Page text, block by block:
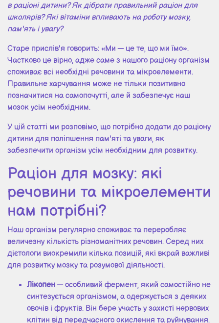
в раціоні дитини? Як дібрати правильний раціон для
школярів? Які вітаміни впливають на роботу мозку,
пам'ять і увагу?
Старе прислів'я говорить: «Ми — це те, що ми їмо».
Частково це вірно, адже саме з нашого раціону організм
споживає всі необхідні речовини та мікроелементи.
Правильне харчування може не тільки позитивно
позначитися на самопочутті, але й забезпечує наш
мозок усім необхідним.
У цій статті ми розповімо, що потрібно додати до раціону
дитини для поліпшення пам'яті та уваги, як
забезпечити організм усім необхідним для розвитку.
Раціон для мозку: які
речовини та мікроелементи
нам потрібні?
Наш організм регулярно споживає та переробляє
величезну кількість різноманітних речовин. Серед них
дієтологи виокремили кілька позицій, які вкрай важливі
для розвитку мозку та розумової діяльності.
Лікопен— особливий фермент, який самостійно не
синтезується організмом, а одержується з деяких
овочів і фруктів. Він бере участь у захисті нервових
клітин від передчасного окислення та руйнування.